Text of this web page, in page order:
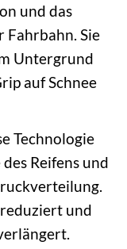
und das
Fahrbahn. Sie
Untergrund
auf Schnee
Technologie
Reifens und
und